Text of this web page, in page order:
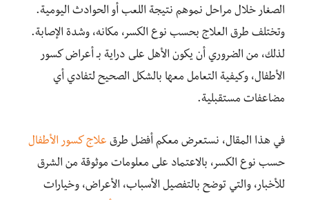
الصغار خلال مراحل نموهم نتيجة اللعب أو الحوادث اليومية.
وتختلف طرق العلاج بحسب نوع الكسر، مكانه، وشدة الإصابة.
لذلك، من الضروري أن يكون الأهل على دراية بـ أعراض كسور
الأطفال، وكيفية التعامل معها بالشكل الصحيح لتفادي أي
مضاعفات مستقبلية.
في هذا المقال، نستعرض معكم أفضل طرق علاج كسور الأطفال
حسب نوع الكسر، بالاعتماد على معلومات موثوقة من الشرق
للأخبار، والتي توضح بالتفصيل الأسباب، الأعراض، وخيارات